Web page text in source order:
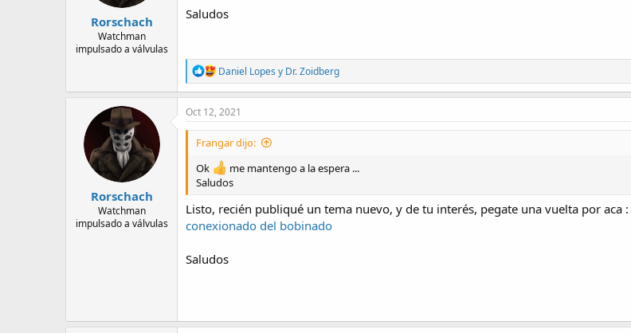
Rorschach
Watchman
impulsado a válvulas
Saludos
R
e
a
c
o
n
s
:
Daniel Lopes y Dr. Zoidberg
Rorschach
Watchman
impulsado a válvulas
Oct 12, 2021
Frangar dijo:
Ok
me mantengo a la espera ...
Saludos
Listo, recién publiqué un tema nuevo, y de tu interés, pegate una vuelta por aca :
conexionado del bobinado
Saludos